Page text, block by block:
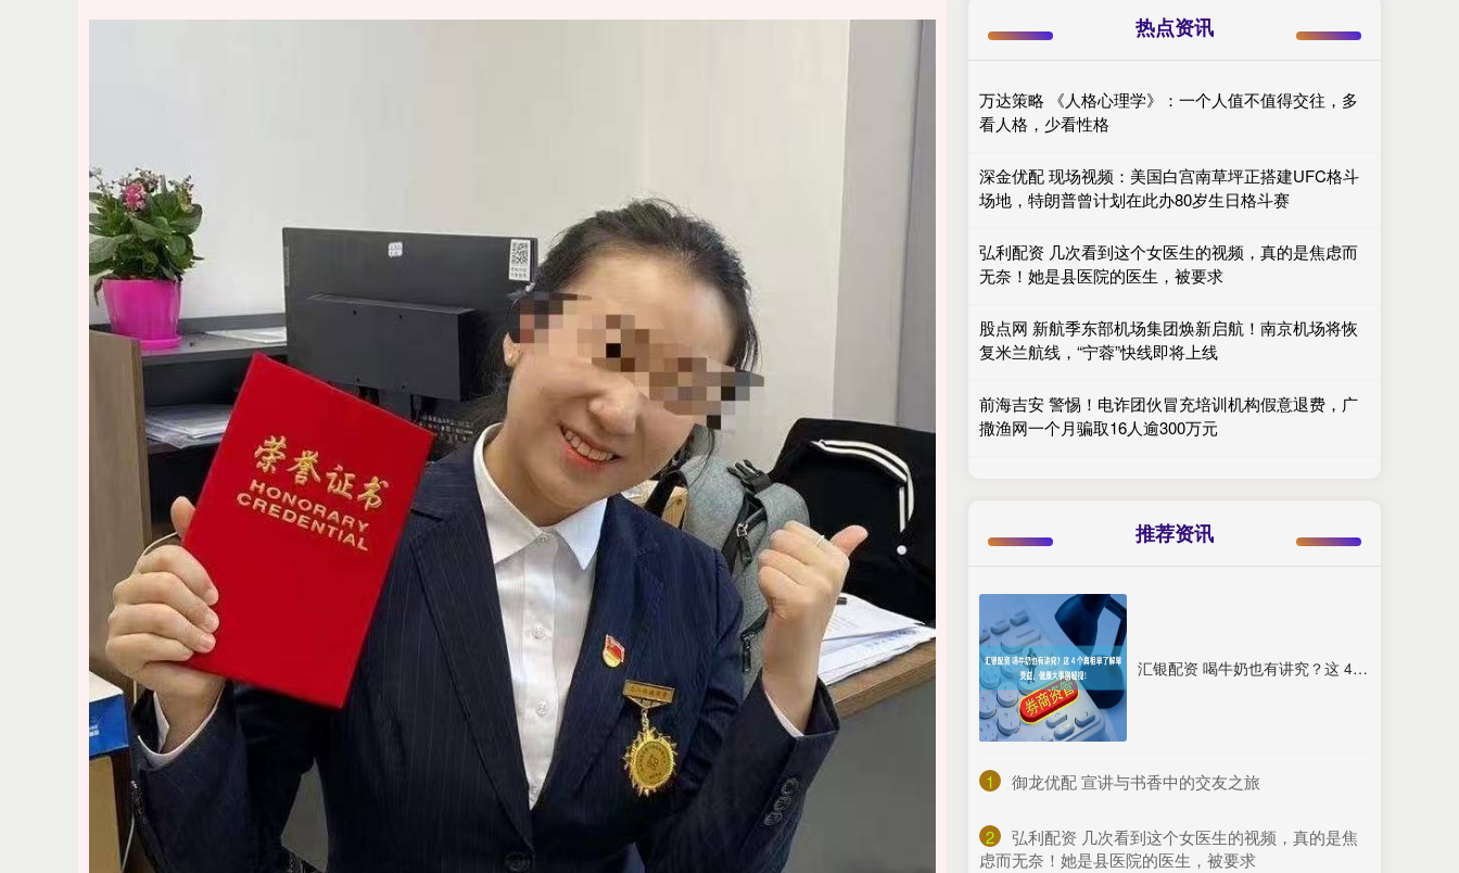
热点资讯
万达策略 《人格心理学》：一个人值不值得交往，多
看人格，少看性格
深金优配 现场视频：美国白宫南草坪正搭建UFC格斗
场地，特朗普曾计划在此办80岁生日格斗赛
弘利配资 几次看到这个女医生的视频，真的是焦虑而
无奈！她是县医院的医生，被要求
股点网 新航季东部机场集团焕新启航！南京机场将恢
复米兰航线，“宁蓉”快线即将上线
前海吉安 警惕！电诈团伙冒充培训机构假意退费，广
撒渔网一个月骗取16人逾300万元
推荐资讯
汇银配资 喝牛奶也有讲究？这 4 个真相早了解早受益，健康大事别轻视！
1 ​御龙优配 宣讲与书香中的交友之旅
2
​弘利配资 几次看到这个女医生的视频，真的是焦
虑而无奈！她是县医院的医生，被要求